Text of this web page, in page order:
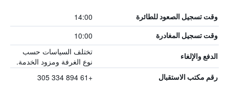
وقت تسجيل الصعود للطائرة 14:00
وقت تسجيل المغادرة 10:00
الدفع والإلغاء
تختلف السياسات حسب
نوع الغرفة ومزود الخدمة.
رقم مكتب الاستقبال +61 894 334 305